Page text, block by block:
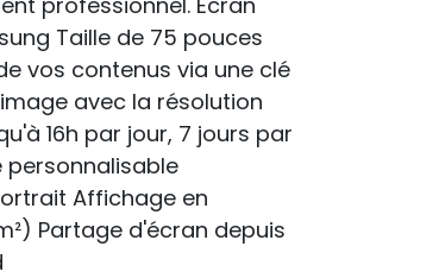
Taille de 75 pouces
vos contenus via une clé
avec la résolution
16h par jour, 7 jours par
personnalisable
Affichage en
Partage d'écran depuis